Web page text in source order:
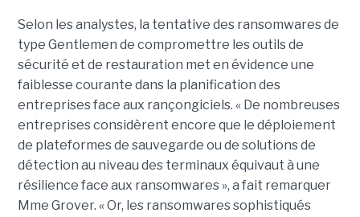
Selon les analystes, la tentative des ransomwares de
type Gentlemen de compromettre les outils de
sécurité et de restauration met en évidence une
faiblesse courante dans la planification des
entreprises face aux rançongiciels. « De nombreuses
entreprises considèrent encore que le déploiement
de plateformes de sauvegarde ou de solutions de
détection au niveau des terminaux équivaut à une
résilience face aux ransomwares », a fait remarquer
Mme Grover. « Or, les ransomwares sophistiqués